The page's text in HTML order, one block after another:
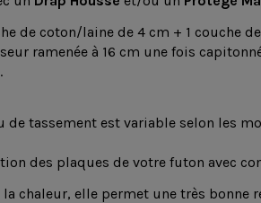
de coton/laine de 4 cm + 1 couche
ramenée à 16 cm une fois
tassement est variable selon les
des plaques de votre futon avec
la chaleur, elle permet une très